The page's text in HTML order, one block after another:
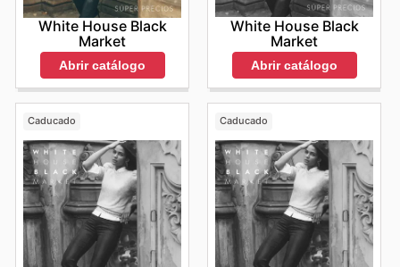
White House Black
Market
Abrir catálogo
White House Black
Market
Abrir catálogo
Caducado Caducado